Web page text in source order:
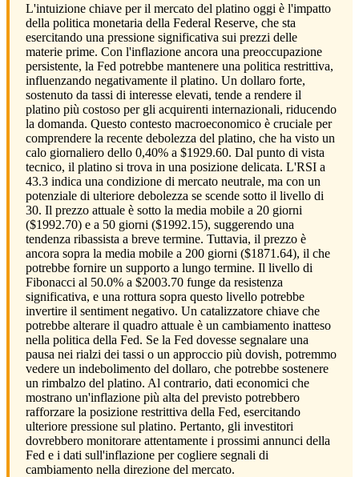
L'intuizione chiave per il mercato del platino oggi è l'impatto
della politica monetaria della Federal Reserve, che sta
esercitando una pressione significativa sui prezzi delle
materie prime. Con l'inflazione ancora una preoccupazione
persistente, la Fed potrebbe mantenere una politica restrittiva,
influenzando negativamente il platino. Un dollaro forte,
sostenuto da tassi di interesse elevati, tende a rendere il
platino più costoso per gli acquirenti internazionali, riducendo
la domanda. Questo contesto macroeconomico è cruciale per
comprendere la recente debolezza del platino, che ha visto un
calo giornaliero dello 0,40% a $1929.60. Dal punto di vista
tecnico, il platino si trova in una posizione delicata. L'RSI a
43.3 indica una condizione di mercato neutrale, ma con un
potenziale di ulteriore debolezza se scende sotto il livello di
30. Il prezzo attuale è sotto la media mobile a 20 giorni
($1992.70) e a 50 giorni ($1992.15), suggerendo una
tendenza ribassista a breve termine. Tuttavia, il prezzo è
ancora sopra la media mobile a 200 giorni ($1871.64), il che
potrebbe fornire un supporto a lungo termine. Il livello di
Fibonacci al 50.0% a $2003.70 funge da resistenza
significativa, e una rottura sopra questo livello potrebbe
invertire il sentiment negativo. Un catalizzatore chiave che
potrebbe alterare il quadro attuale è un cambiamento inatteso
nella politica della Fed. Se la Fed dovesse segnalare una
pausa nei rialzi dei tassi o un approccio più dovish, potremmo
vedere un indebolimento del dollaro, che potrebbe sostenere
un rimbalzo del platino. Al contrario, dati economici che
mostrano un'inflazione più alta del previsto potrebbero
rafforzare la posizione restrittiva della Fed, esercitando
ulteriore pressione sul platino. Pertanto, gli investitori
dovrebbero monitorare attentamente i prossimi annunci della
Fed e i dati sull'inflazione per cogliere segnali di
cambiamento nella direzione del mercato.